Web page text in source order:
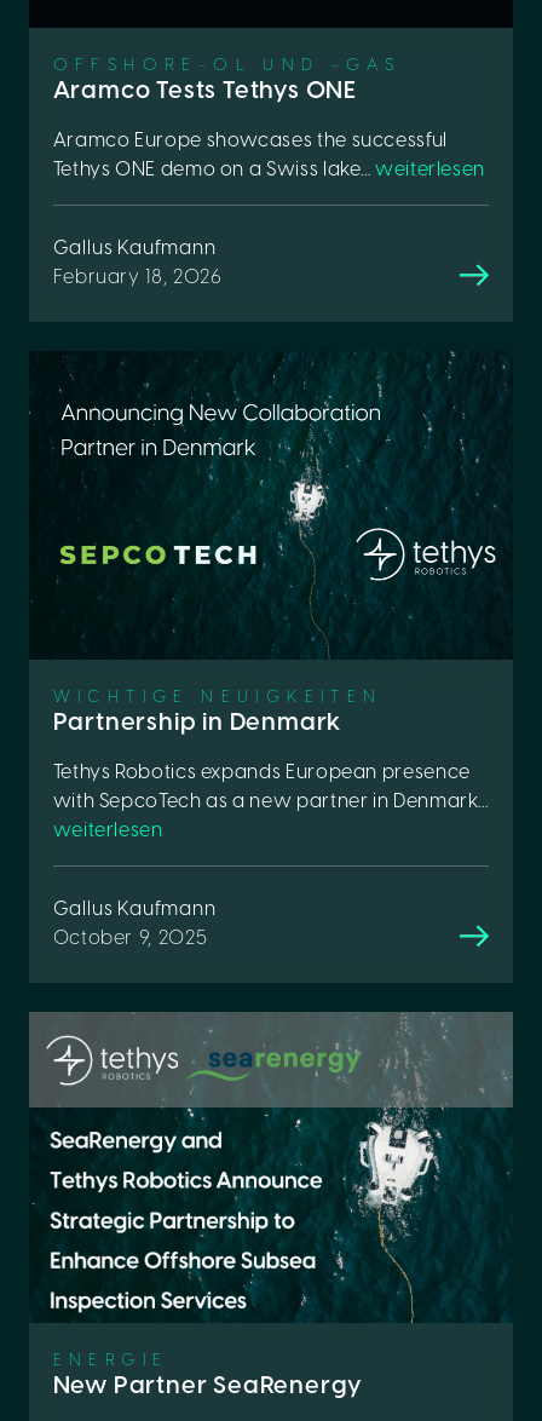
OFFSHORE-ÖL UND -GAS
Aramco Tests Tethys ONE
Aramco Europe showcases the successful
Tethys ONE demo on a Swiss lake... weiterlesen
Gallus Kaufmann
February 18, 2026
WICHTIGE NEUIGKEITEN
Partnership in Denmark
Tethys Robotics expands European presence
with SepcoTech as a new partner in Denmark...
weiterlesen
Gallus Kaufmann
October 9, 2025
ENERGIE
New Partner SeaRenergy